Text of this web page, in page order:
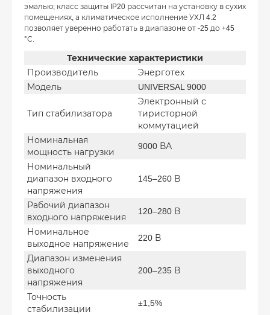
эмалью; класс защиты IP20 рассчитан на установку в сухих
помещениях, а климатическое исполнение УХЛ 4.2
позволяет уверенно работать в диапазоне от -25 до +45
°С.
Технические характеристики
Производитель
Энерготех
Модель
UNIVERSAL 9000
Тип стабилизатора
Электронный с
тиристорной
коммутацией
Номинальная
мощность нагрузки
9000 ВА
Номинальный
диапазон входного
напряжения
145–260 В
Рабочий диапазон
входного напряжения
120–280 В
Номинальное
выходное напряжение
220 В
Диапазон изменения
выходного
напряжения
200–235 В
Точность
стабилизации
±1,5%